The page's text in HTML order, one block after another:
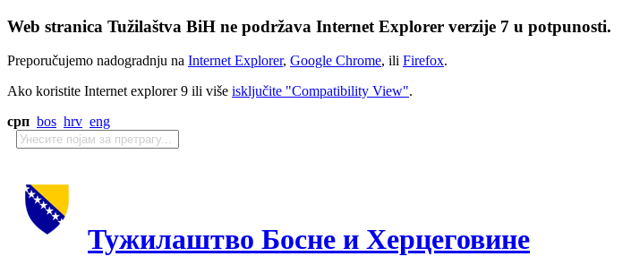
Web stranica Tužilaštva BiH ne podržava Internet Explorer verzije 7 u potpunosti.
Preporučujemo nadogradnju na Internet Explorer, Google Chrome, ili Firefox.
Ako koristite Internet explorer 9 ili više isključite "Compatibility View".
срп bos hrv eng
Тужилаштво Босне и Херцеговине